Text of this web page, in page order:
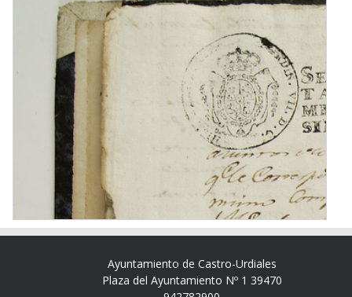
Ayuntamiento de Castro-Urdiales
Plaza del Ayuntamiento Nº 1 39470